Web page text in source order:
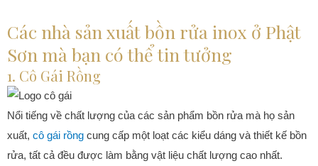
Các nhà sản xuất bồn rửa inox ở Phật
Sơn mà bạn có thể tin tưởng
1. Cô Gái Rồng
Nổi tiếng về chất lượng của các sản phẩm bồn rửa mà họ sản
xuất, cô gái rồng cung cấp một loạt các kiểu dáng và thiết kế bồn
rửa, tất cả đều được làm bằng vật liệu chất lượng cao nhất.